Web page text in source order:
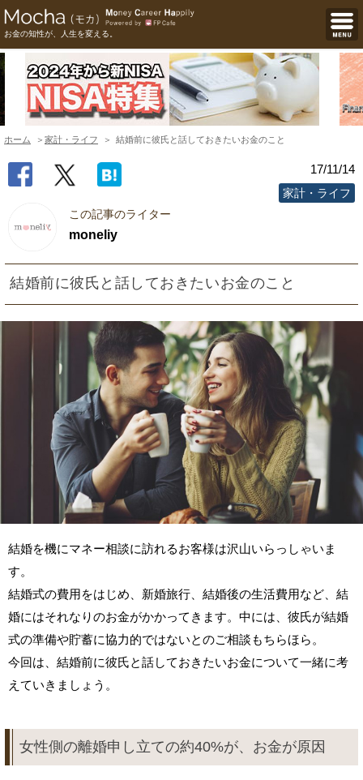
お金の知性が、人生を変える。
ホーム 家計・ライフ 結婚前に彼氏と話しておきたいお金のこと
17/11/14
家計・ライフ
この記事のライター
moneliy
結婚前に彼氏と話しておきたいお金のこと
結婚を機にマネー相談に訪れるお客様は沢山いらっしゃいま
す。
結婚式の費用をはじめ、新婚旅行、結婚後の生活費用など、結
婚にはそれなりのお金がかかってきます。中には、彼氏が結婚
式の準備や貯蓄に協力的ではないとのご相談もちらほら。
今回は、結婚前に彼氏と話しておきたいお金について一緒に考
えていきましょう。
女性側の離婚申し立ての約40%が、お金が原因